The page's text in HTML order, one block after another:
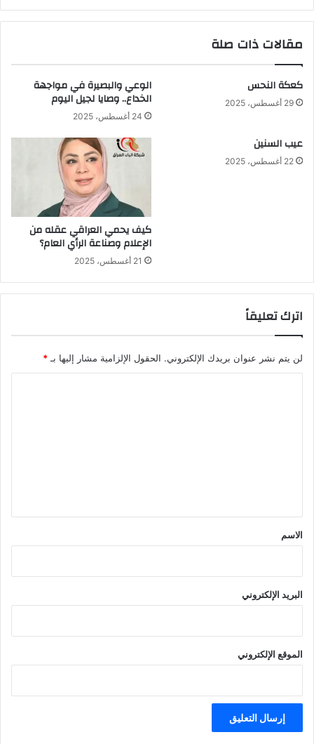
مع
الإستثمار
كوردستان
مقالات ذات صلة
كعكة النحس
29 أغسطس، 2025
الوعي والبصيرة في مواجهة
الخداع.. وصايا لجيل اليوم
24 أغسطس، 2025
عيب السنين
22 أغسطس، 2025
كيف يحمي العراقي عقله من
الإعلام وصناعة الرأي العام؟
21 أغسطس، 2025
اترك تعليقاً
لن يتم نشر عنوان بريدك الإلكتروني. الحقول الإلزامية مشار إليها بـ *
*
الاسم
البريد الإلكتروني
الموقع الإلكتروني